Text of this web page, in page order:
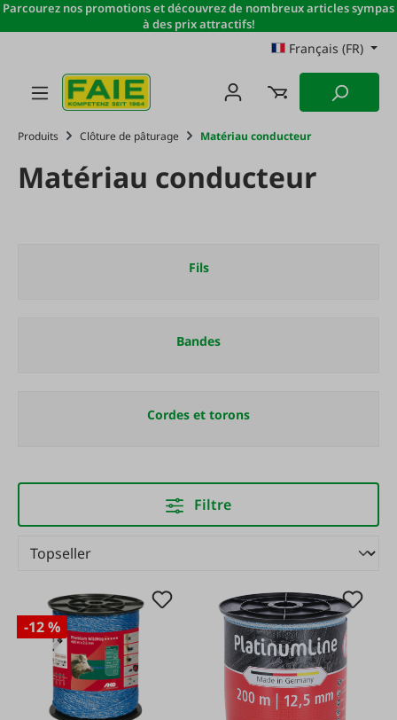
Passer au contenu principal
Parcourez nos promotions et découvrez de nombreux articles sympas
à des prix attractifs!
Français (FR)
Produits Clôture de pâturage Matériau conducteur
Matériau conducteur
Fils
Bandes
Cordes et torons
Filtre
-12 %